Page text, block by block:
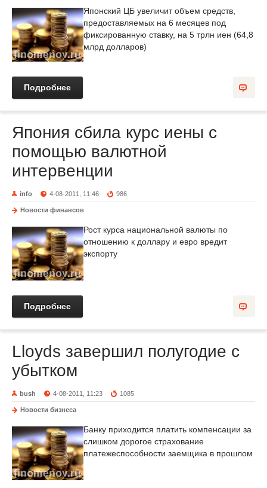
Японский ЦБ увеличит объем средств,
предоставляемых на 6 месяцев под
фиксированную ставку, на 5 трлн иен (64,8
млрд долларов)
Подробнее
Япония сбила курс иены с
помощью валютной
интервенции
info 4-08-2011, 11:46 986
Новости финансов
Рост курса национальной валюты по
отношению к доллару и евро вредит
экспорту
Подробнее
Lloyds завершил полугодие с
убытком
bush 4-08-2011, 11:23 1085
Новости бизнеса
Банку приходится платить компенсации за
слишком дорогое страхование
платежеспособности заемщика в прошлом